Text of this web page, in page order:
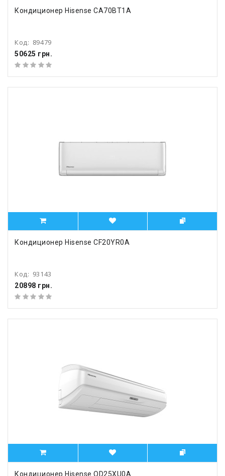
Кондиционер Hisense CA70BT1A
Код: 89479
50625 грн.
Кондиционер Hisense CF20YR0A
Код: 93143
20898 грн.
Кондиционер Hisense QD25XU0A